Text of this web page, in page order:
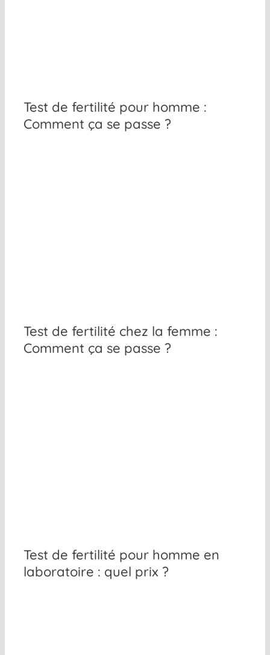
Test de fertilité pour homme :
Comment ça se passe ?
Test de fertilité chez la femme :
Comment ça se passe ?
Test de fertilité pour homme en
laboratoire : quel prix ?